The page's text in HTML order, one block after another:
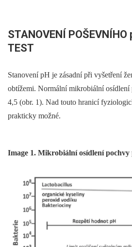
STANOVENÍ
TEST
Stanovení pH je zásadní při vyšetření
obtížemi. Normální mikrobiální osídlení
4,5 (obr. 1). Nad touto hranicí
prakticky možné.
Image 1. Mikrobiální osídlení